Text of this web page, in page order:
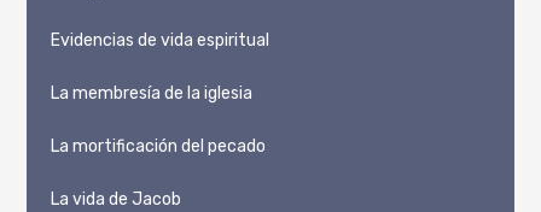
Evidencias de vida espiritual
La membresía de la iglesia
La mortificación del pecado
La vida de Jacob